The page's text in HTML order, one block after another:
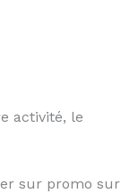
activité, le
sur promo sur